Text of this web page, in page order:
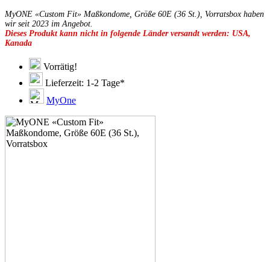
49D
49E
49F
49G
51C
51D
51E
51F
51G
53C
53D
53E
MyONE «Custom Fit» Maßkondome, Größe 60E (36 St.), Vorratsbox haben
wir seit 2023 im Angebot.
Dieses Produkt kann nicht in folgende Länder versandt werden: USA,
Kanada
Vorrätig!
Lieferzeit: 1-2 Tage*
MyOne